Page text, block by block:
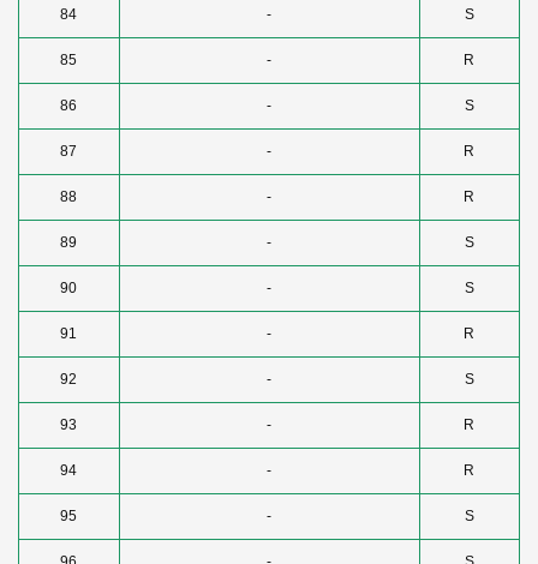
84 - S
85 - R
86 - S
87 - R
88 - R
89 - S
90 - S
91 - R
92 - S
93 - R
94 - R
95 - S